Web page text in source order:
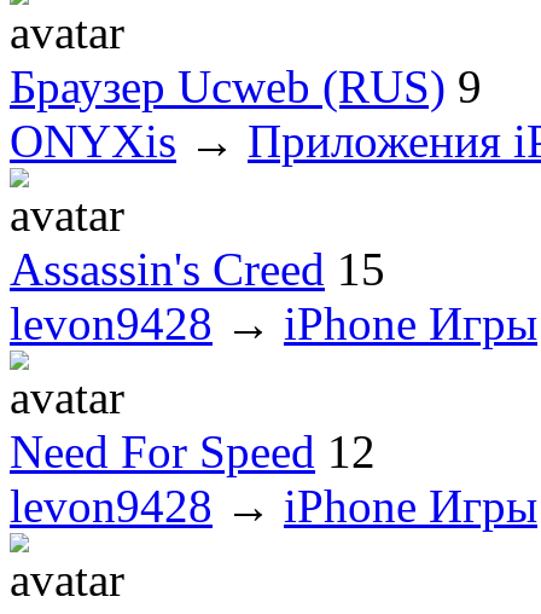
Браузер Ucweb (RUS) 9
ONYXis → Приложения
Assassin's Creed 15
levon9428 → iPhone Игры
Need For Speed 12
levon9428 → iPhone Игры